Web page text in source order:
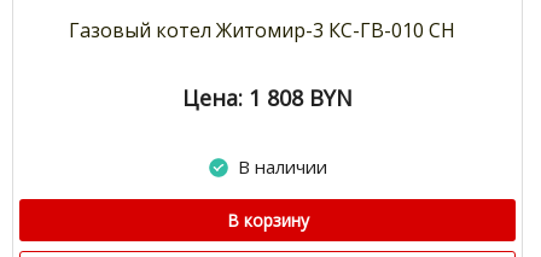
Газовый котел Житомир-3 КС-ГВ-010 СН
Цена: 1 808 BYN
В наличии
В корзину